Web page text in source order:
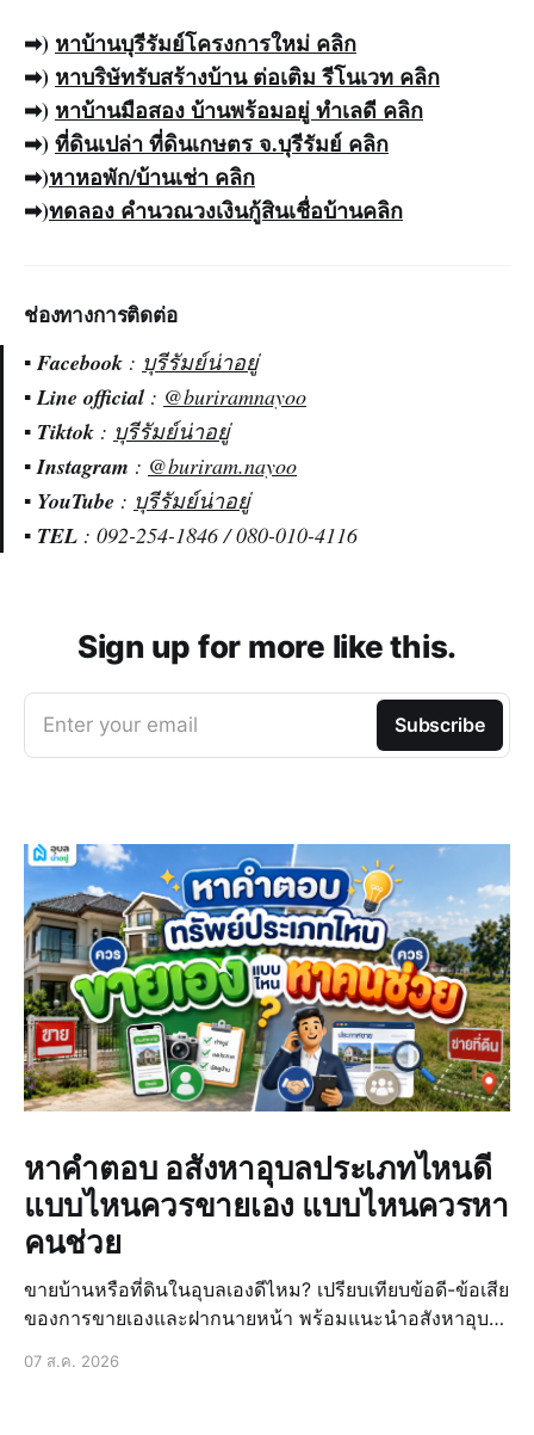
➡) หาบ้านบุรีรัมย์โครงการใหม่ คลิก
➡) หาบริษัทรับสร้างบ้านต่อเติม รีโนเวท คลิก
➡) หาบ้านมือสองบ้านพร้อมอยู่ ทำเลดี คลิก
➡)ที่ดินเปล่า ที่ดินเกษตร จ.บุรีรัมย์ คลิก
➡)หาหอพัก/บ้านเช่า คลิก
➡)ทดลอง คำนวณวงเงินกู้สินเชื่อบ้านคลิก
ช่องทางการติดต่อ
▪️Facebook : บุรีรัมย์น่าอยู่
▪️Line official : @buriramnayoo
▪️ Tiktok : บุรีรัมย์น่าอยู่
▪️Instagram : @buriram.nayoo
▪️ YouTube : บุรีรัมย์น่าอยู่
▪️ TEL : 092-254-1846 / 080-010-4116
Sign up for more like this.
Enter your email Subscribe
หาคำตอบ อสังหาอุบลประเภทไหนดี
แบบไหนควรขายเอง แบบไหนควรหา
คนช่วย
ขายบ้านหรือที่ดินในอุบลเองดีไหม? เปรียบเทียบข้อดี-ข้อเสีย
ของการขายเองและฝากนายหน้า พร้อมแนะนำอสังหาอุบล
07 ส.ค. 2026